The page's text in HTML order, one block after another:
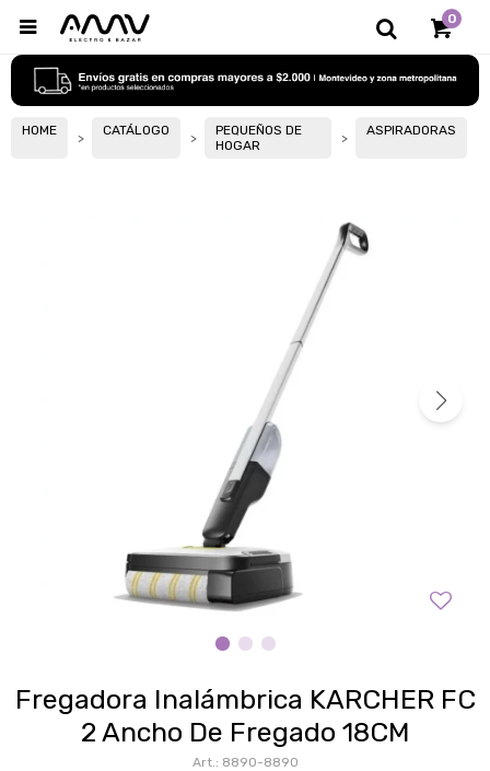
0

HOME CATÁLOGO
PEQUEÑOS DE
HOGAR
ASPIRADORAS
Fregadora Inalámbrica KARCHER FC
2 Ancho De Fregado 18CM
8890-8890